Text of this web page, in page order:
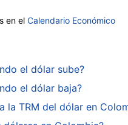
en el Calendario Económico
el dólar sube?
el dólar baja?
la TRM del dólar en